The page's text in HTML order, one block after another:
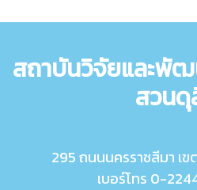
สถาบันวิจัยและพั
สวน
295 ถนนนครราชสีมา เ
เบอร์โทร 0-